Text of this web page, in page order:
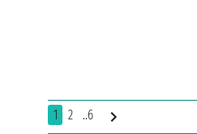
1 2 ..6